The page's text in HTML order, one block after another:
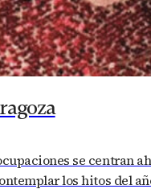
se centran
los hitos del